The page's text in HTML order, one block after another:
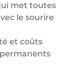
met toutes
le sourire
et coûts